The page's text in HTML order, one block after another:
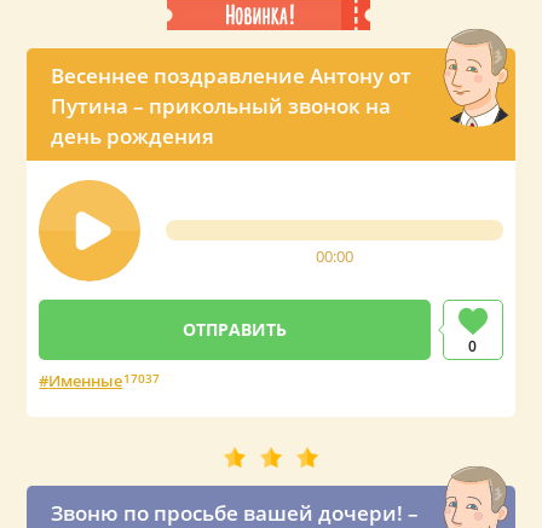
Весеннее поздравление Антону от
Путина – прикольный звонок на
день рождения
00:00
0
Именные17037
Звоню по просьбе вашей дочери! –